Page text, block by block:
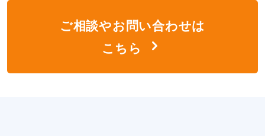
ご相談やお問い合わせは
こちら